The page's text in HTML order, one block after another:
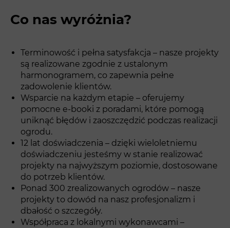
Co nas wyróżnia?
Terminowość i pełna satysfakcja – nasze projekty
są realizowane zgodnie z ustalonym
harmonogramem, co zapewnia pełne
zadowolenie klientów.
Wsparcie na każdym etapie – oferujemy
pomocne e-booki z poradami, które pomogą
uniknąć błędów i zaoszczędzić podczas realizacji
ogrodu.
12 lat doświadczenia – dzięki wieloletniemu
doświadczeniu jesteśmy w stanie realizować
projekty na najwyższym poziomie, dostosowane
do potrzeb klientów.
Ponad 300 zrealizowanych ogrodów – nasze
projekty to dowód na nasz profesjonalizm i
dbałość o szczegóły.
Współpraca z lokalnymi wykonawcami –